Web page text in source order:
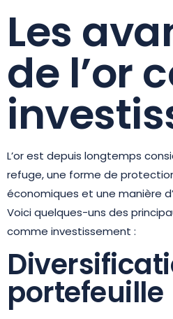
Les
de l’or
L’or est depuis longtemps
refuge, une forme de
économiques et une manière
Voici quelques-uns des
comme investissement :
portefeuille